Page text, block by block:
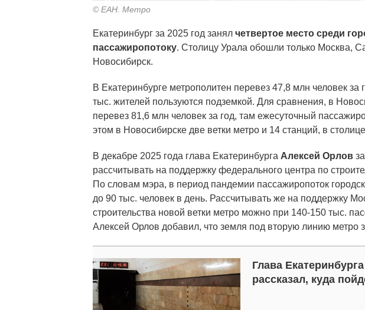
© ЕАН. Метро
Екатеринбург за 2025 год занял четвертое место среди
пассажиропотоку. Столицу Урала обошли только Москва,
Новосибирск.
В Екатеринбурге метрополитен перевез 47,8 млн человек за
тыс. жителей пользуются подземкой. Для сравнения, в
перевез 81,6 млн человек за год, там ежесуточный
этом в Новосибирске две ветки метро и 14 станций, в
В декабре 2025 года глава Екатеринбурга Алексей Орлов
рассчитывать на поддержку федерального центра по
По словам мэра, в период пандемии пассажиропоток
до 90 тыс. человек в день. Рассчитывать же на поддержку
строительства новой ветки метро можно при 140-150 тыс.
Алексей Орлов добавил, что земля под вторую линию метро
Глава
рассказал, куда